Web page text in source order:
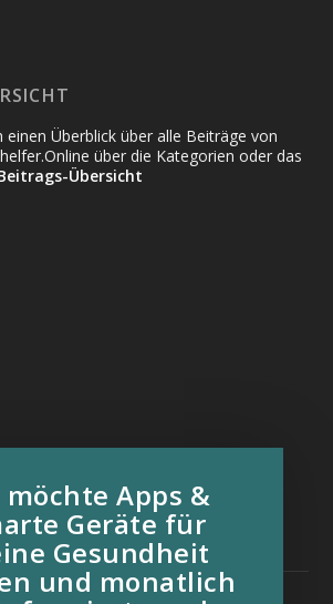
einen Überblick über alle Beiträge von
über die Kategorien oder das
Übersicht
Organtransplantierten e.V.
möchte Apps &
Geräte für
Gesundheit
und monatlich